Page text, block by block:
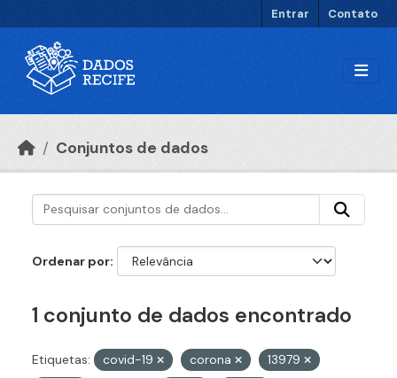
Entrar Contato
Conjuntos de dados
Ordenar por
1 conjunto de dados encontrado
Etiquetas: covid-19 corona
13979